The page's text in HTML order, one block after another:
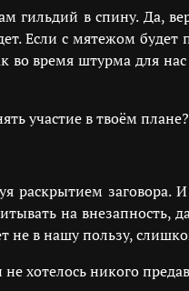
в спину. Да,
с мятежом будет
время штурма для нас
участие в твоём плане?
заговора.
на
не в нашу пользу,
хотелось никого